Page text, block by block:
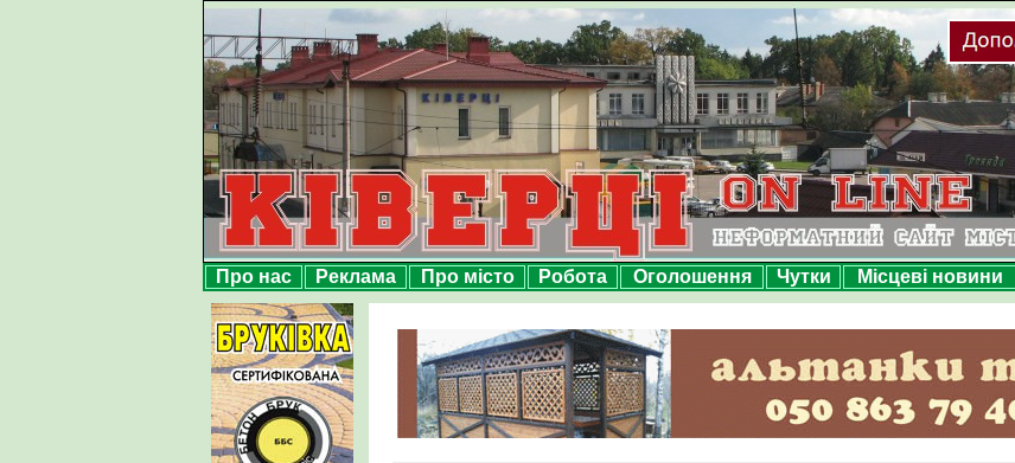
Про нас Реклама Про місто Робота Оголошення Чутки Місцеві новини